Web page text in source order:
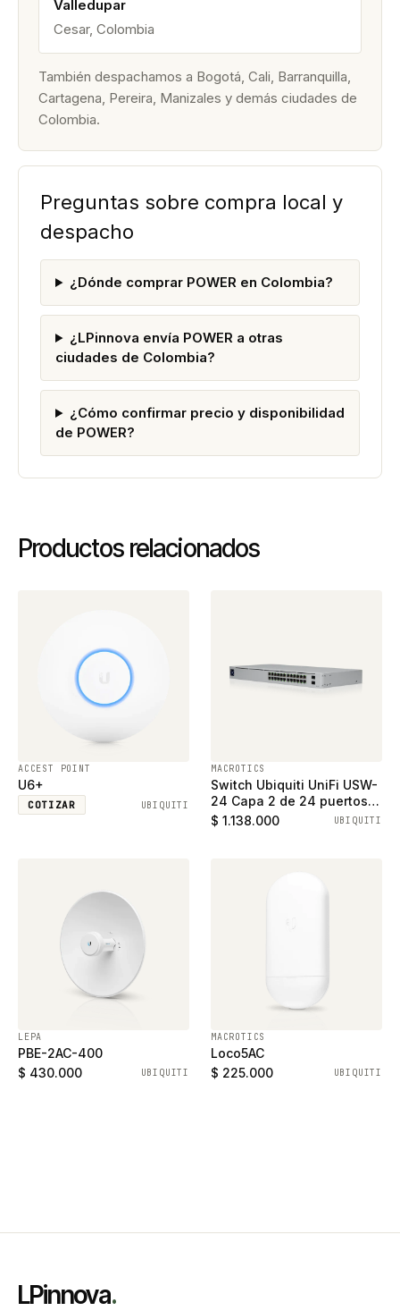
Valledupar
Cesar, Colombia
También despachamos a Bogotá, Cali, Barranquilla,
Cartagena, Pereira, Manizales y demás ciudades de
Colombia.
Preguntas sobre compra local y
despacho
¿Dónde comprar POWER en Colombia?
¿LPinnova envía POWER a otras
ciudades de Colombia?
¿Cómo confirmar precio y disponibilidad
de POWER?
Productos relacionados
ACCEST POINT
U6+
COTIZAR UBIQUITI
MACROTICS
Switch Ubiquiti UniFi USW-
24 Capa 2 de 24 puertos
ethernet gigabit y 2
$ 1.138.000 UBIQUITI
LEPA
PBE-2AC-400
$ 430.000
UBIQUITI
MACROTICS
Loco5AC
$ 225.000
UBIQUITI
LPinnova.